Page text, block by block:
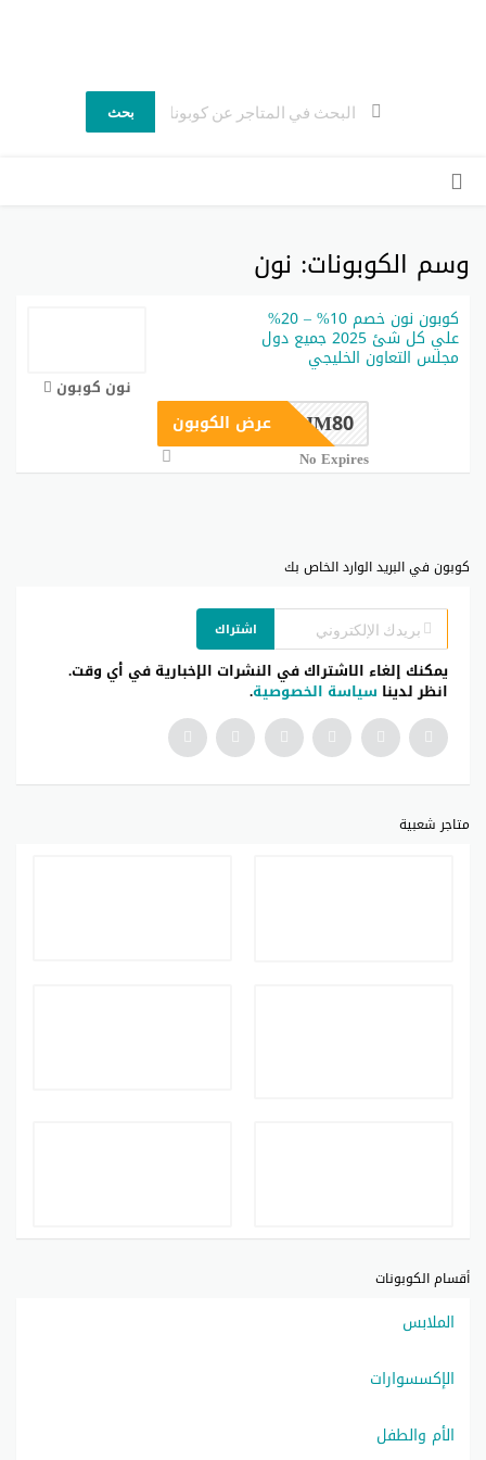
بحث
وسم الكوبونات: نون
نون كوبون
كوبون نون خصم 10% – 20%
علي كل شئ 2025 جميع دول
مجلس التعاون الخليجي
JM80 عرض الكوبون
No Expires
كوبون في البريد الوارد الخاص بك
اشتراك
يمكنك إلغاء الاشتراك في النشرات الإخبارية في أي وقت.
انظر لدينا سياسة الخصوصية.
متاجر شعبية
أقسام الكوبونات
الملابس
الإكسسوارات
الأم والطفل